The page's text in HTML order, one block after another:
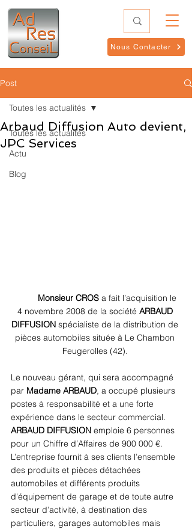
Nous Contacter
Post
Toutes les actualités
Actu
Blog
Toutes les actualités
Arbaud Diffusion Auto devient,
JPC Services
Monsieur CROS a fait l’acquisition le
4 novembre 2008 de la société ARBAUD
DIFFUSION spécialiste de la distribution de
pièces automobiles située à Le Chambon
Feugerolles (42).
Le nouveau gérant, qui sera accompagné
par Madame ARBAUD, a occupé plusieurs
postes à responsabilité et a une forte
expérience dans le secteur commercial.
ARBAUD DIFFUSION emploie 6 personnes
pour un Chiffre d’Affaires de 900 000 €.
L’entreprise fournit à ses clients l’ensemble
des produits et pièces détachées
automobiles et différents produits
d'équipement de garage et de toute autre
secteur d’activité, à destination des
particuliers, garages automobiles mais